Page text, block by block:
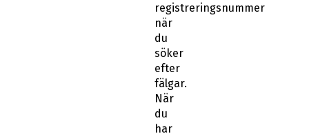
registreringsnummer
när
du
söker
efter
fälgar.
När
du
har